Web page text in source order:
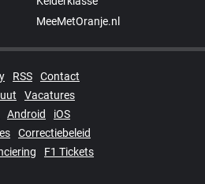
MeeMetOranje.nl
RSS
Contact
Vacatures
Android
iOS
Correctiebeleid
F1 Tickets